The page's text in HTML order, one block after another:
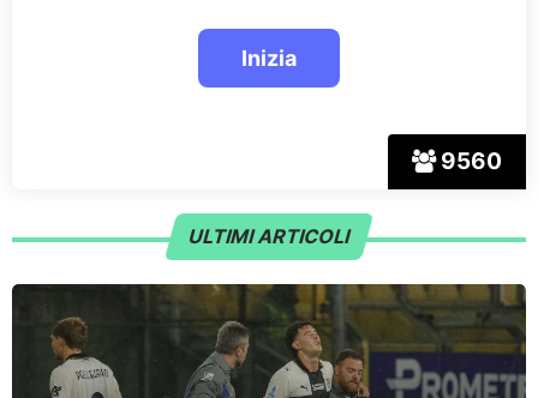
9560
ULTIMI ARTICOLI